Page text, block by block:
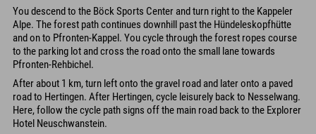
You descend to the Böck Sports Center and turn right to the Kappeler
Alpe. The forest path continues downhill past the Hündeleskopfhütte
and on to Pfronten-Kappel. You cycle through the forest ropes course
to the parking lot and cross the road onto the small lane towards
Pfronten-Rehbichel.
After about 1 km, turn left onto the gravel road and later onto a paved
road to Hertingen. After Hertingen, cycle leisurely back to Nesselwang.
Here, follow the cycle path signs off the main road back to the Explorer
Hotel Neuschwanstein.